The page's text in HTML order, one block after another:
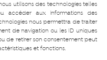
utilisons des technologies telles
accéder aux informations des
nous permettra de traiter
de navigation ou les ID uniques
de retirer son consentement peut
et fonctions.
Les Blanches Terres